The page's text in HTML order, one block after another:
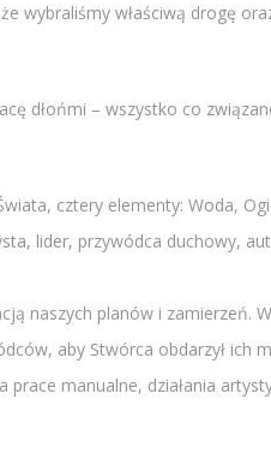
wybraliśmy właściwą drogę
dłońmi – wszystko co
cztery elementy: Woda,
lider, przywódca duchowy,
naszych planów i zamierzeń.
aby Stwórca obdarzył ich
manualne, działania